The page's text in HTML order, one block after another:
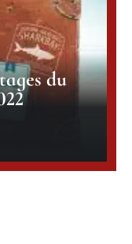
du